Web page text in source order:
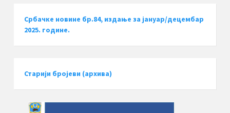
Србачке новине бр.84, издање за јануар/децембар
2025. године.
Старији бројеви (архива)